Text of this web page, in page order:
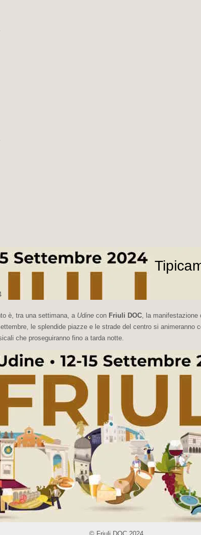
è, tra una settimana, a Udine con Friuli DOC , la
le splendide piazze e le strade del centro si animeranno
che proseguiranno fino a tarda notte.